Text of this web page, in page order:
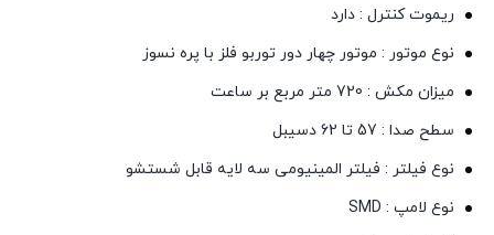
ریموت کنترل : دارد
نوع موتور : موتور چهار دور توربو فلز با پره نسوز
میزان مکش : 720 متر مربع بر ساعت
سطح صدا : 57 تا 62 دسیبل
نوع فیلتر : فیلتر المینیومی سه لایه قابل شستشو
نوع لامپ : SMD